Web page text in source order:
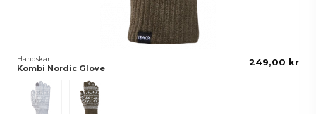
Handskar
Kombi Nordic Glove
Grå Grön
249,00 kr